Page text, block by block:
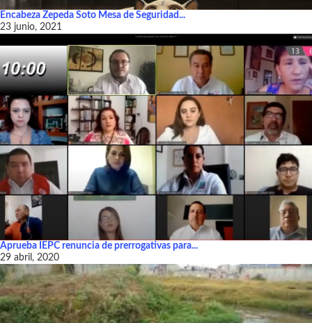
Encabeza Zepeda Soto Mesa de Seguridad...
23 junio, 2021
Aprueba IEPC renuncia de prerrogativas para...
29 abril, 2020